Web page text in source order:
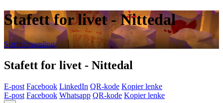
Stafett for livet - Nittedal
Start innsamling
Stafett for livet - Nittedal
E-post Facebook LinkedIn QR-kode Kopier lenke
E-post Facebook Whatsapp QR-kode Kopier lenke